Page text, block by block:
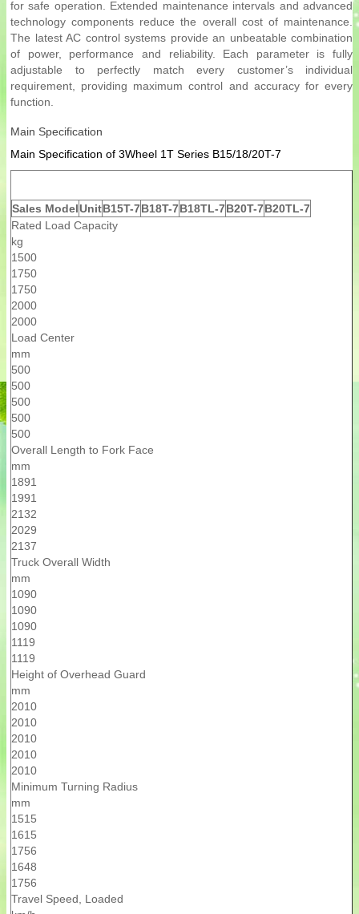
for safe operation. Extended maintenance intervals and advanced
technology components reduce the overall cost of maintenance.
The latest AC control systems provide an unbeatable combination
of power, performance and reliability. Each parameter is fully
adjustable to perfectly match every customer’s individual
requirement, providing maximum control and accuracy for every
function.
Main Specification
Main Specification of 3Wheel 1T Series B15/18/20T-7
Sales ModelUnitB15T-7B18T-7B18TL-7B20T-7B20TL-7
Rated Load Capacity
kg
1500
1750
1750
2000
2000
Load Center
mm
500
500
500
500
500
Overall Length to Fork Face
mm
1891
1991
2132
2029
2137
Truck Overall Width
mm
1090
1090
1090
1119
1119
Height of Overhead Guard
mm
2010
2010
2010
2010
2010
Minimum Turning Radius
mm
1515
1615
1756
1648
1756
Travel Speed, Loaded